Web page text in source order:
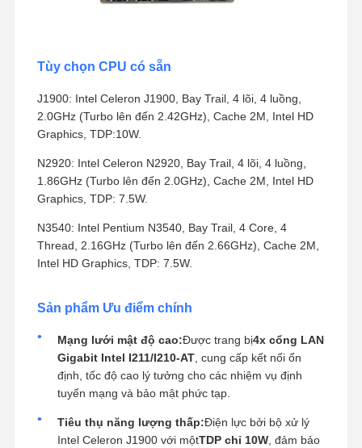
Tùy chọn CPU có sẵn
J1900: Intel Celeron J1900, Bay Trail, 4 lõi, 4 luồng,
2.0GHz (Turbo lên đến 2.42GHz), Cache 2M, Intel HD
Graphics, TDP:10W.
N2920: Intel Celeron N2920, Bay Trail, 4 lõi, 4 luồng,
1.86GHz (Turbo lên đến 2.0GHz), Cache 2M, Intel HD
Graphics, TDP: 7.5W.
N3540: Intel Pentium N3540, Bay Trail, 4 Core, 4
Thread, 2.16GHz (Turbo lên đến 2.66GHz), Cache 2M,
Intel HD Graphics, TDP: 7.5W.
Sản phẩm Ưu điểm chính
Mạng lưới mật độ cao:Được trang bị4x cổng LAN
Gigabit Intel I211/I210-AT, cung cấp kết nối ổn
định, tốc độ cao lý tưởng cho các nhiệm vụ định
tuyến mạng và bảo mật phức tạp.
Tiêu thụ năng lượng thấp:Điện lực bởi bộ xử lý
Intel Celeron J1900 với mộtTDP chỉ 10W, đảm bảo